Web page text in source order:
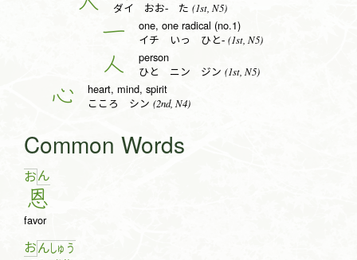
ダイ おお- た (1st, N5)
一 one, one radical (no.1)
イチ いっ ひと- (1st, N5)
人 person
ひと ニン ジン (1st, N5)
心 heart, mind, spirit
こころ シン (2nd, N4)
Common Words
おん
恩
favor
おんしゅ う